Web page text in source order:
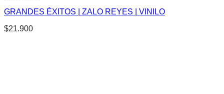
GRANDES ÉXITOS | ZALO REYES | VINILO
$21.900